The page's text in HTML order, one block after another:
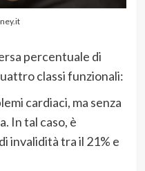
percentuale di
classi funzionali:
cardiaci, ma senza
In tal caso, è
invalidità tra il 21% e